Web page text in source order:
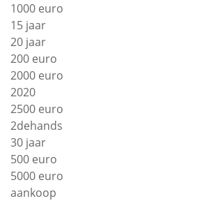
1000 euro
15 jaar
20 jaar
200 euro
2000 euro
2020
2500 euro
2dehands
30 jaar
500 euro
5000 euro
aankoop